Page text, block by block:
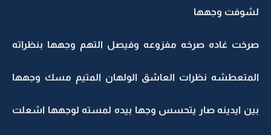
لشوفت وجهها
صرخت غاده صرخه مفزوعه وفيصل التهم وجهها بنظراته
المتعطشه نظرات العاشق الولهان المتيم مسك وجهها
بين ايدينه صار يتحسس وجها بيده لمسته لوجهها اشعلت